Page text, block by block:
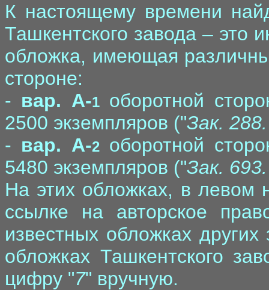
К настоящему времени
Ташкентского завода – это
обложка, имеющая
стороне:
- вар. A-1оборотной
2500 экземпляров ("Зак.
- вар. A-2оборотной
5480 экземпляров ("Зак.
На этих обложках, в левом
ссылке на авторское
известных обложках
обложках Ташкентского
цифру "7" вручную.